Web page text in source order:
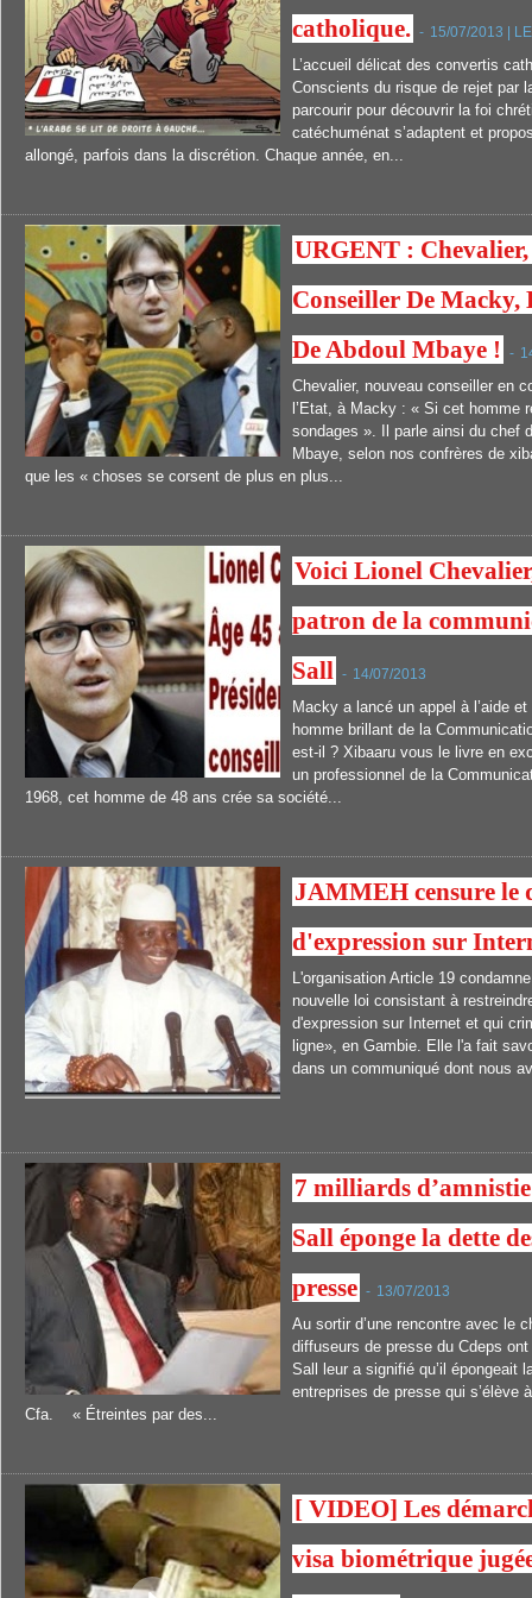
catholique. - 15/07/2013 |
L’accueil délicat des convertis
Conscients du risque de rejet par
parcourir pour découvrir la foi
catéchuménat s’adaptent et
allongé, parfois dans la discrétion. Chaque année, en...
URGENT :
Conseiller De Macky,
De Abdoul Mbaye ! -
Chevalier, nouveau conseiller en
l’Etat, à Macky : « Si cet homme
sondages ». Il parle ainsi du chef
Mbaye, selon nos confrères de
que les « choses se corsent de plus en plus...
Voici Lionel
patron de la
Sall - 14/07/2013
Macky a lancé un appel à l’aide
homme brillant de la
est-il ? Xibaaru vous le livre en
un professionnel de la
1968, cet homme de 48 ans crée sa société...
JAMMEH censure le
d'expression sur
L'organisation Article 19
nouvelle loi consistant à
d'expression sur Internet et qui
ligne», en Gambie. Elle l'a fait
dans un communiqué dont nous
7 milliards
Sall éponge la dette
presse - 13/07/2013
Au sortir d’une rencontre avec le
diffuseurs de presse du Cdeps
Sall leur a signifié qu’il épongeait
entreprises de presse qui s’élève
Cfa. « Étreintes par des...
[ VIDEO] Les
visa biométrique